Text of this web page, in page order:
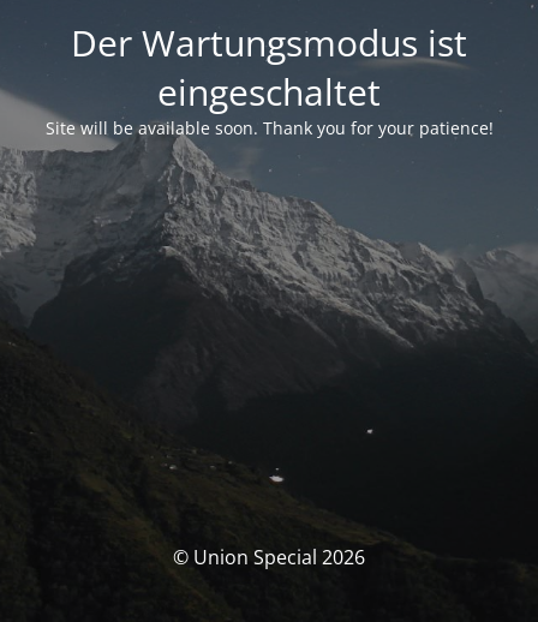
Der Wartungsmodus ist
eingeschaltet
Site will be available soon. Thank you for your patience!
© Union Special 2026